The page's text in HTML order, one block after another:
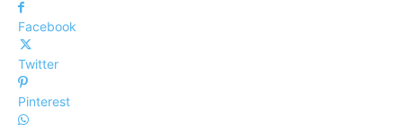
Facebook
Twitter
Pinterest